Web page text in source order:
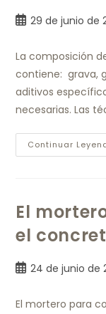
29 de junio de
La composición
contiene: grava,
aditivos
necesarias. Las
Continuar
El
el
24 de junio de
El mortero para